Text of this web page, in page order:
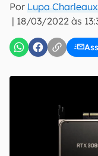
Por Lupa Charleaux
| 18/03/2022 às
Confirmo que li,
Uso e Política